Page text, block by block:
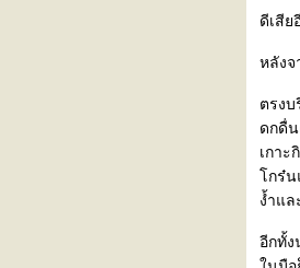
ดีเสีย
หลังจ
ตรง
ดกดื่
เกา
กร๋นแ
ง้ำแล
อีกทั้ง